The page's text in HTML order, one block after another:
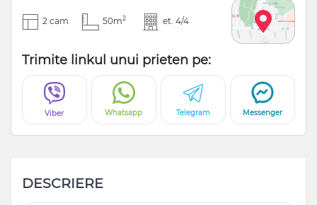
2 cam 50m2 et. 4/4
Trimite linkul unui prieten pe:
Viber Whatsapp Telegram Messenger
DESCRIERE